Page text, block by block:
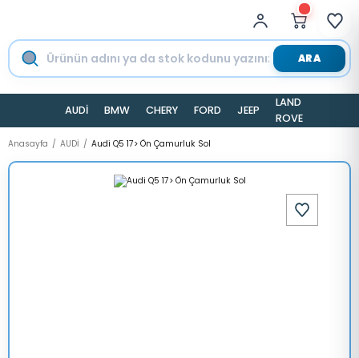
ARA
AUDİ BMW CHERY FORD JEEP
LAND
ROVER
Anasayfa AUDİ Audi Q5 17> Ön Çamurluk Sol